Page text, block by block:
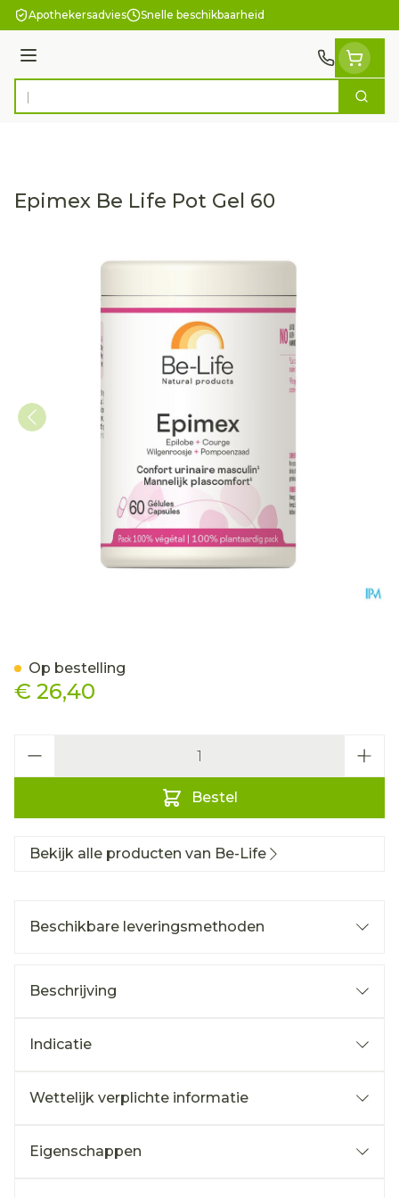
Ga naar de inhoud
Apothekersadvies Snelle beschikbaarheid
Menu
Product, merk, categorie... Zoek
Epimex Be Life Pot Gel 60
€ 26,40
Bestel
Op bestelling
Bekijk alle producten van Be-Life
Beschikbare leveringsmethoden
Beschrijving
Indicatie
Wettelijk verplichte informatie
Eigenschappen